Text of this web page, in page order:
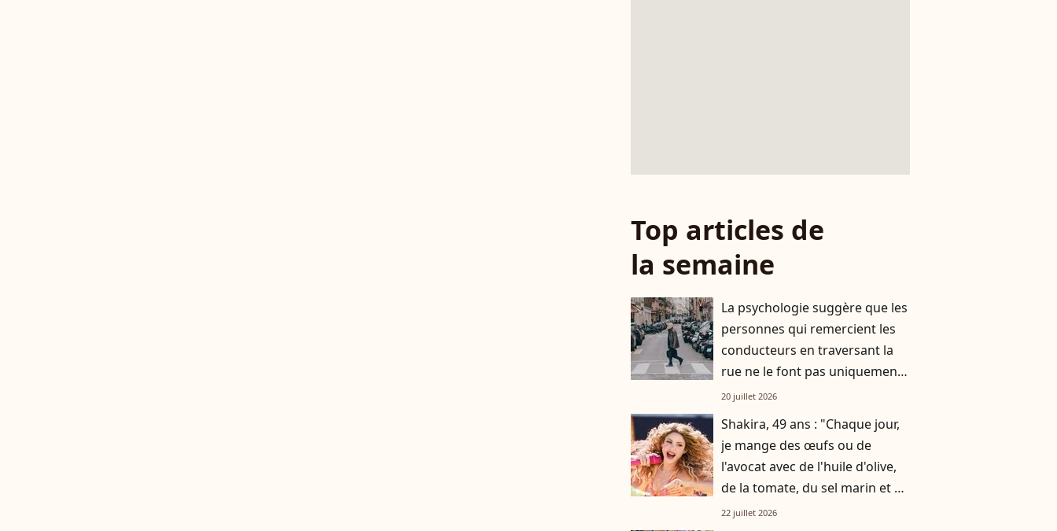
Top articles de
la semaine
La psychologie suggère que les
personnes qui remercient les
conducteurs en traversant la
rue ne le font pas uniquement
par gratitude
20 juillet 2026
Shakira, 49 ans : "Chaque jour,
je mange des œufs ou de
l'avocat avec de l'huile d'olive,
de la tomate, du sel marin et un
smoothie"
22 juillet 2026